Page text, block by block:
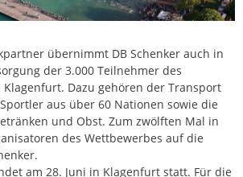
übernimmt DB Schenker auch in
der 3.000 Teilnehmer des
Klagenfurt. Dazu gehören der Transport
aus über 60 Nationen sowie die
und Obst. Zum zwölften Mal in
des Wettbewerbes auf die
am 28. Juni in Klagenfurt statt. Für die